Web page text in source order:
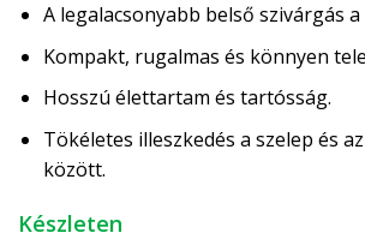
A legalacsonyabb belső szivárgás a
Kompakt, rugalmas és könnyen
Hosszú élettartam és tartósság.
Tökéletes illeszkedés a szelep és
között.
Készleten